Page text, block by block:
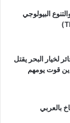
البيولوجي
لخيار البحر يقتل
قوت يومهم
بالعربي